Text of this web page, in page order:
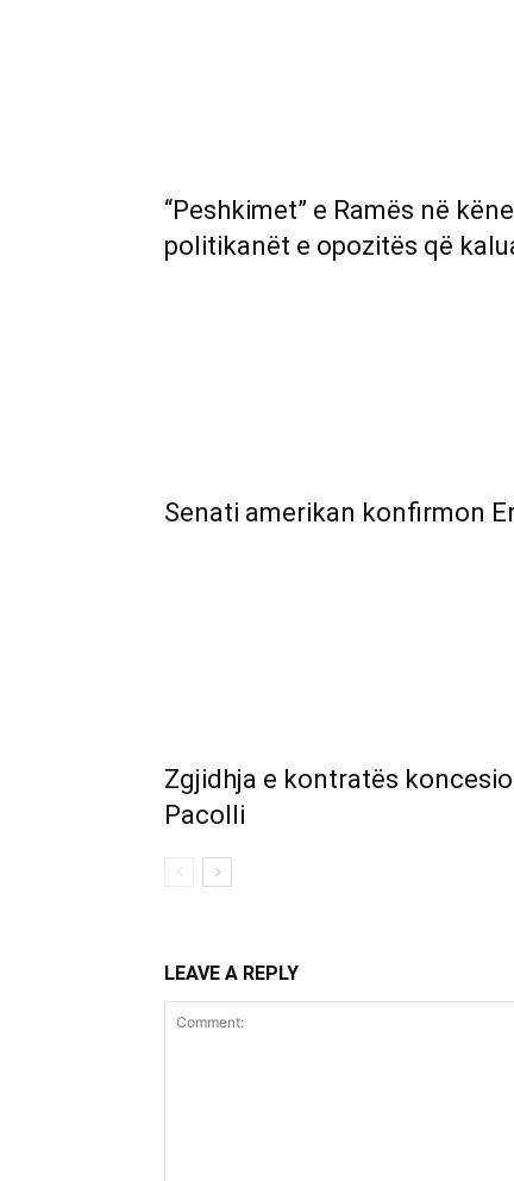
“Peshkimet” e Ramës në
politikanët e opozitës që
Senati amerikan konfirmon
Zgjidhja e kontratës
Pacolli
LEAVE A REPLY